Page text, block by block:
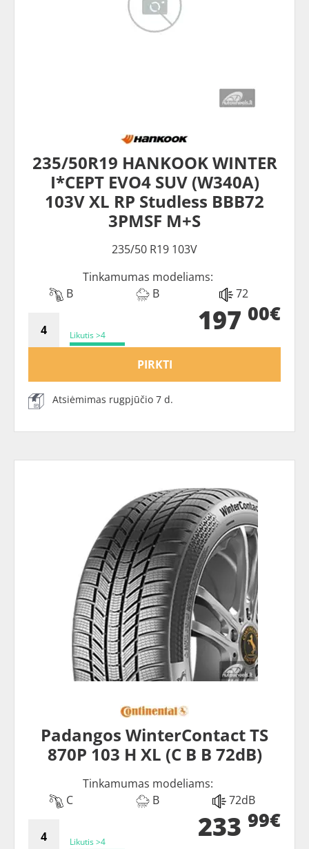
235/50R19 HANKOOK WINTER
I*CEPT EVO4 SUV (W340A)
103V XL RP Studless BBB72
3PMSF M+S
235/50 R19 103V
Tinkamumas modeliams:
B
B 72
Likutis >4 197 00€
PIRKTI
Atsiėmimas rugpjūčio 7 d.
Padangos WinterContact TS
870P 103 H XL (C B B 72dB)
Tinkamumas modeliams:
C
B 72dB
Likutis >4 233 99€